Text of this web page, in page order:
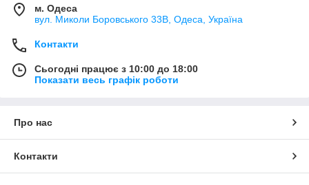
м. Одеса
вул. Миколи Боровського 33В, Одеса, Україна
Контакти
Сьогодні працює з 10:00 до 18:00
Показати весь графік роботи
Про нас
Контакти